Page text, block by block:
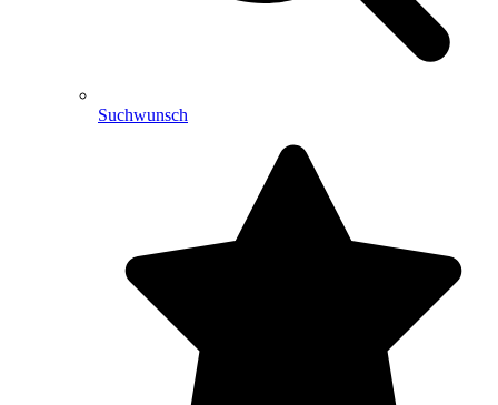
Suchwunsch